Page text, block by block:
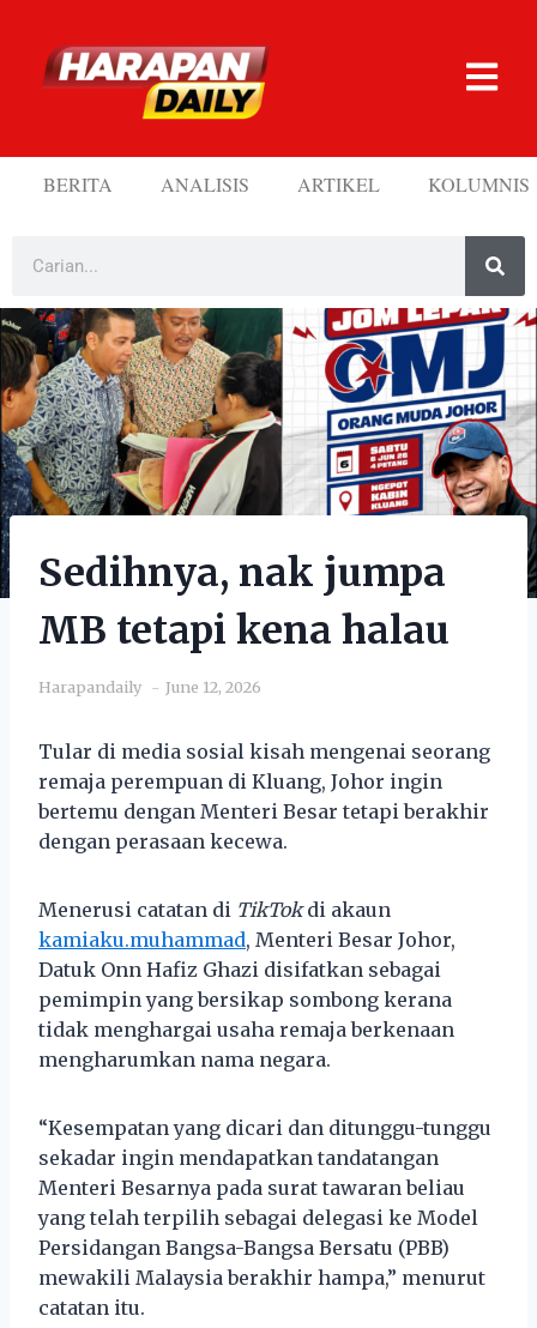
BERITA ANALISIS ARTIKEL KOLUMNIS
Sedihnya, nak jumpa
MB tetapi kena halau
Harapandaily June 12, 2026
Tular di media sosial kisah mengenai seorang
remaja perempuan di Kluang, Johor ingin
bertemu dengan Menteri Besar tetapi berakhir
dengan perasaan kecewa.
Menerusi catatan di TikTokdi akaun
kamiaku.muhammad, Menteri Besar Johor,
Datuk Onn Hafiz Ghazi disifatkan sebagai
pemimpin yang bersikap sombong kerana
tidak menghargai usaha remaja berkenaan
mengharumkan nama negara.
“Kesempatan yang dicari dan ditunggu-tunggu
sekadar ingin mendapatkan tandatangan
Menteri Besarnya pada surat tawaran beliau
yang telah terpilih sebagai delegasi ke Model
Persidangan Bangsa-Bangsa Bersatu (PBB)
mewakili Malaysia berakhir hampa,” menurut
catatan itu.